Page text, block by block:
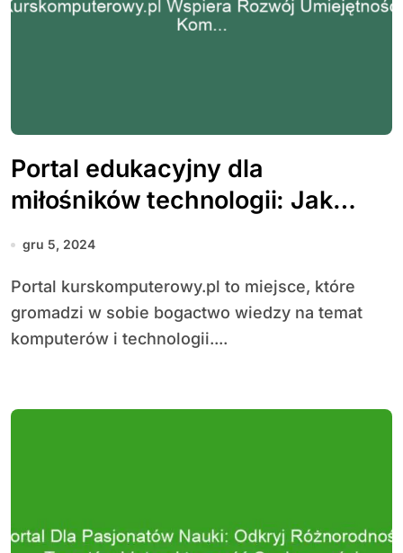
Portal edukacyjny dla
miłośników technologii: Jak
kurskomputerowy.pl wspiera
komputerowych
gru 5, 2024
Portal kurskomputerowy.pl to miejsce, które
gromadzi w sobie bogactwo wiedzy na temat
komputerów i technologii....